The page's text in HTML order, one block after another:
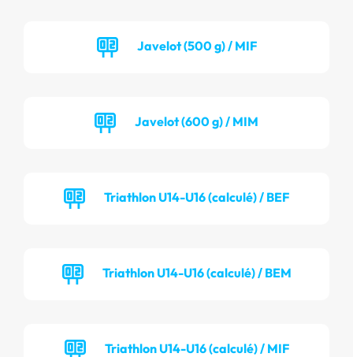
Javelot (500 g) / MIF
Javelot (600 g) / MIM
Triathlon U14-U16 (calculé) / BEF
Triathlon U14-U16 (calculé) / BEM
Triathlon U14-U16 (calculé) / MIF